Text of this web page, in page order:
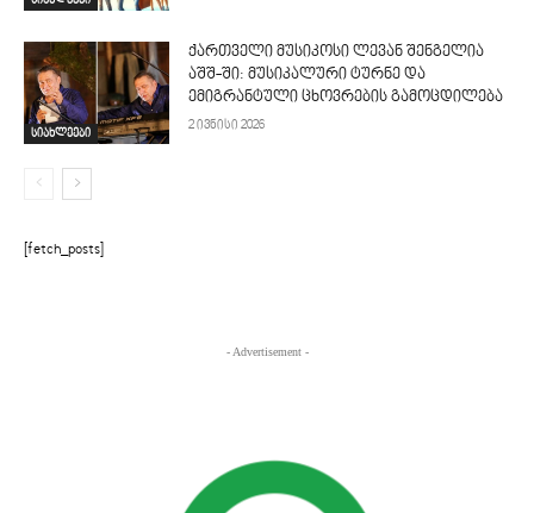
სიახლეები
ქართველი მუსიკოსი ლევან შენგელია
აშშ-ში: მუსიკალური ტურნე და
ემიგრანტული ცხოვრების გამოცდილება
2 ივნისი 2026
[fetch_posts]
- Advertisement -